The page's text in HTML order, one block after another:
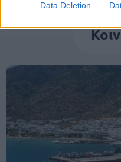
Data Deletion